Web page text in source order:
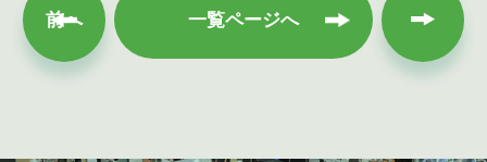
前へ 一覧ページへ
次へ